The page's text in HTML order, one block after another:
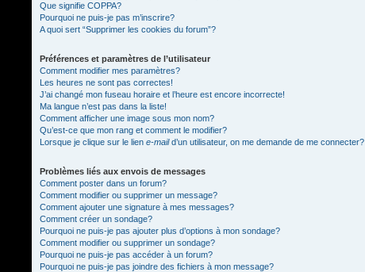
Que signifie COPPA?
Pourquoi ne puis-je pas m’inscrire?
A quoi sert “Supprimer les cookies du forum”?
Préférences et paramètres de l’utilisateur
Comment modifier mes paramètres?
Les heures ne sont pas correctes!
J’ai changé mon fuseau horaire et l’heure est encore incorrecte!
Ma langue n’est pas dans la liste!
Comment afficher une image sous mon nom?
Qu’est-ce que mon rang et comment le modifier?
Lorsque je clique sur le lien e-maild’un utilisateur, on me demande de me connecter?
Problèmes liés aux envois de messages
Comment poster dans un forum?
Comment modifier ou supprimer un message?
Comment ajouter une signature à mes messages?
Comment créer un sondage?
Pourquoi ne puis-je pas ajouter plus d’options à mon sondage?
Comment modifier ou supprimer un sondage?
Pourquoi ne puis-je pas accéder à un forum?
Pourquoi ne puis-je pas joindre des fichiers à mon message?